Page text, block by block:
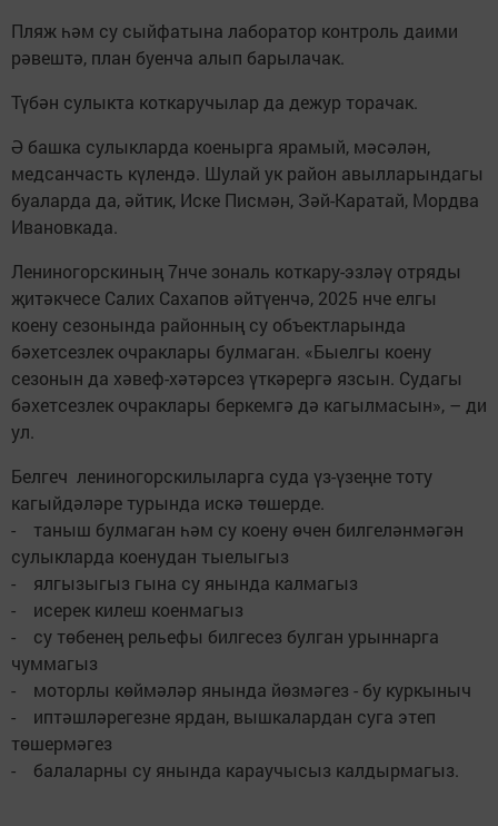
Пляж һәм су сыйфатына лаборатор контроль даими
рәвештә, план буенча алып барылачак.
Түбән сулыкта коткаручылар да дежур торачак.
Ә башка сулыкларда коенырга ярамый, мәсәлән,
медсанчасть күлендә. Шулай ук район авылларындагы
буаларда да, әйтик, Иске Писмән, Зәй-Каратай, Мордва
Ивановкада.
Лениногорскиның 7нче зональ коткару-эзләү отряды
җитәкчесе Салих Сахапов әйтүенчә, 2025 нче елгы
коену сезонында районның су объектларында
бәхетсезлек очраклары булмаган. «Быелгы коену
сезонын да хәвеф-хәтәрсез үткәрергә язсын. Судагы
бәхетсезлек очраклары беркемгә дә кагылмасын», – ди
ул.
Белгеч лениногорскилыларга суда үз-үзеңне тоту
кагыйдәләре турында искә төшерде.
- таныш булмаган һәм су коену өчен билгеләнмәгән
сулыкларда коенудан тыелыгыз
- ялгызыгыз гына су янында калмагыз
- исерек килеш коенмагыз
- су төбенең рельефы билгесез булган урыннарга
чуммагыз
- моторлы көймәләр янында йөзмәгез - бу куркыныч
- иптәшләрегезне ярдан, вышкалардан суга этеп
төшермәгез
- балаларны су янында караучысыз калдырмагыз.